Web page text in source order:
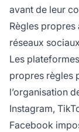
avant de leur
Règles
réseaux sociaux
Les
propres règles
l’organisation
Instagram,
Facebook